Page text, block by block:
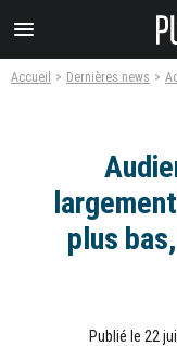
menu
Accueil Dernières news
plus
Publié le 22